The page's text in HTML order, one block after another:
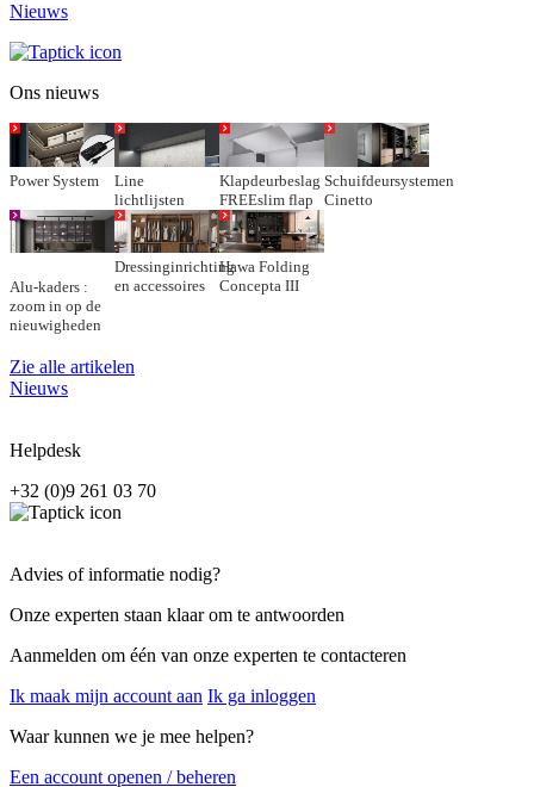
Nieuws
Ons nieuws
Power System
Line
lichtlijsten
Klapdeurbeslag
FREEslim flap
Schuifdeursystemen
Cinetto
Alu-kaders :
zoom in op de
nieuwigheden
Dressinginrichting
en accessoires
Hawa Folding
Concepta III
Zie alle artikelen
Nieuws
Helpdesk
+32 (0)9 261 03 70
Advies of informatie nodig?
Onze experten staan klaar om te antwoorden
Aanmelden om één van onze experten te contacteren
Ik maak mijn account aan Ik ga inloggen
Waar kunnen we je mee helpen?
Een account openen / beheren